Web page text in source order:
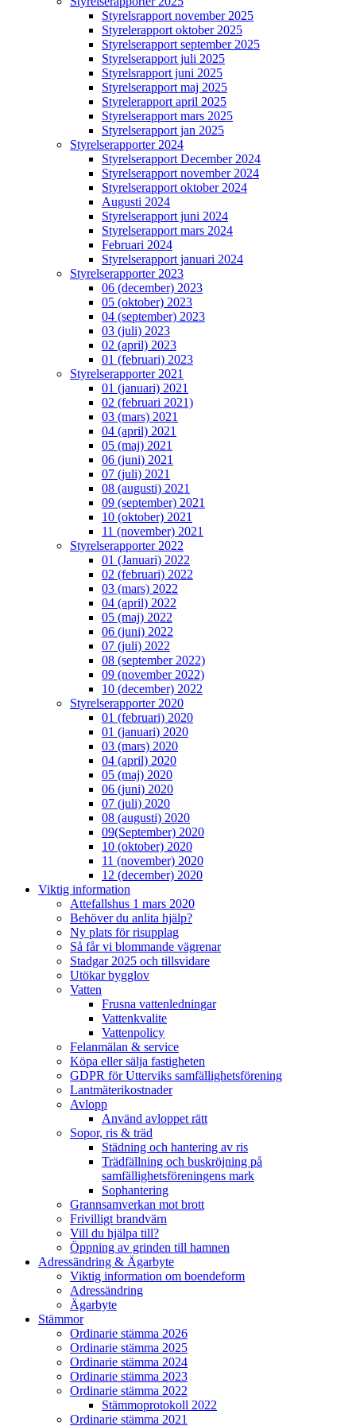
Styrelsrapport november 2025
Styrelerapport oktober 2025
Styrelserapport september 2025
Styrelserapport juli 2025
Styrelsrapport juni 2025
Styrelserapport maj 2025
Styrelerapport april 2025
Styrelserapport mars 2025
Styrelserapport jan 2025
Styrelserapporter 2024
Styrelserapport December 2024
Styrelserapport november 2024
Styrelserapport oktober 2024
Augusti 2024
Styrelserapport juni 2024
Styrelserapport mars 2024
Februari 2024
Styrelserapport januari 2024
Styrelserapporter 2023
06 (december) 2023
05 (oktober) 2023
04 (september) 2023
03 (juli) 2023
02 (april) 2023
01 (februari) 2023
Styrelserapporter 2021
01 (januari) 2021
02 (februari 2021)
03 (mars) 2021
04 (april) 2021
05 (maj) 2021
06 (juni) 2021
07 (juli) 2021
08 (augusti) 2021
09 (september) 2021
10 (oktober) 2021
11 (november) 2021
Styrelserapporter 2022
01 (Januari) 2022
02 (februari) 2022
03 (mars) 2022
04 (april) 2022
05 (maj) 2022
06 (juni) 2022
07 (juli) 2022
08 (september 2022)
09 (november 2022)
10 (december) 2022
Styrelserapporter 2020
01 (februari) 2020
01 (januari) 2020
03 (mars) 2020
04 (april) 2020
05 (maj) 2020
06 (juni) 2020
07 (juli) 2020
08 (augusti) 2020
09(September) 2020
10 (oktober) 2020
11 (november) 2020
12 (december) 2020
Viktig information
Attefallshus 1 mars 2020
Behöver du anlita hjälp?
Ny plats för risupplag
Så får vi blommande vägrenar
Stadgar 2025 och tillsvidare
Utökar bygglov
Vatten
Frusna vattenledningar
Vattenkvalite
Vattenpolicy
Felanmälan & service
Köpa eller sälja fastigheten
GDPR för Utterviks samfällighetsförening
Lantmäterikostnader
Avlopp
Använd avloppet rätt
Sopor, ris & träd
Städning och hantering av ris
Trädfällning och buskröjning på
samfällighetsföreningens mark
Sophantering
Grannsamverkan mot brott
Frivilligt brandvärn
Vill du hjälpa till?
Öppning av grinden till hamnen
Adressändring & Ägarbyte
Viktig information om boendeform
Adressändring
Ägarbyte
Stämmor
Ordinarie stämma 2026
Ordinarie stämma 2025
Ordinarie stämma 2024
Ordinarie stämma 2023
Ordinarie stämma 2022
Stämmoprotokoll 2022
Ordinarie stämma 2021